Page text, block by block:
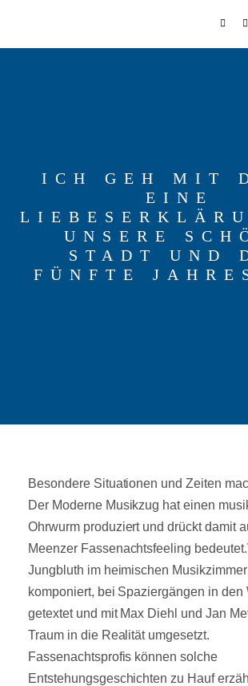
REITERCORPS
ICH GEH MIT
EINE
UNSERE
STADT UND
FÜNFTE
Besondere Situationen und Zeiten
Der Moderne Musikzug hat einen
Ohrwurm produziert und drückt damit
Meenzer Fassenachtsfeeling
Jungbluth im heimischen
komponiert, bei Spaziergängen in den
getextet und mit Max Diehl und Jan
Traum in die Realität umgesetzt.
Fassenachtsprofis können solche
Entstehungsgeschichten zu Hauf